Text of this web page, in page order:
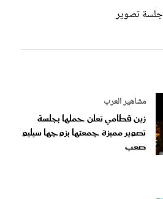
جلسة تصوير
مشاهير العرب
زين قطامي تعلن حملها بجلسة
تصوير مميزة جمعتها بزوجها سيليو
صعب